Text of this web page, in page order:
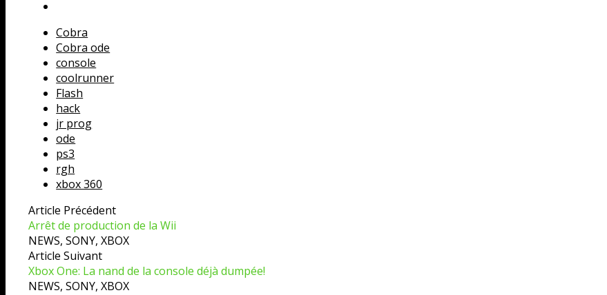
Cobra
Cobra ode
console
coolrunner
Flash
hack
jr prog
ode
ps3
rgh
xbox 360
Article Précédent
Arrêt de production de la Wii
NEWS,SONY,XBOX
Article Suivant
Xbox One: La nand de la console déjà dumpée!
NEWS,SONY,XBOX